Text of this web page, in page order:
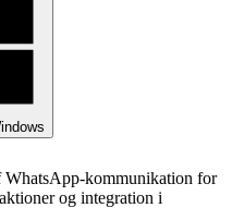
WhatsApp-kommunikation for
og integration i